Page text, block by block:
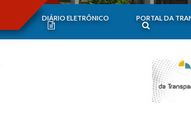
DIÁRIO ELETRÔNICO PORTAL DA